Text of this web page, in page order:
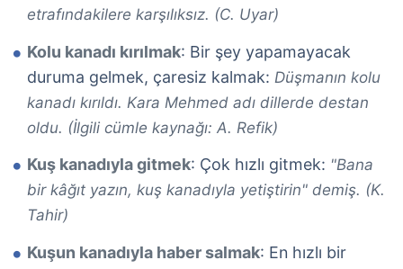
etrafındakilere karşılıksız. (C. Uyar)
Kolu kanadı kırılmak: Bir şey yapamayacak
duruma gelmek, çaresiz kalmak: Düşmanın kolu
kanadı kırıldı. Kara Mehmed adı dillerde destan
oldu. (İlgili cümle kaynağı: A. Refik)
Kuş kanadıyla gitmek: Çok hızlı gitmek: "Bana
bir kâğıt yazın, kuş kanadıyla yetiştirin" demiş. (K.
Tahir)
Kuşun kanadıyla haber salmak: En hızlı bir